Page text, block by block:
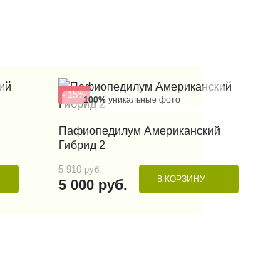
- 15%100% уникальные фото
КУПИТЬ В 1 КЛИК
Пафиопедилум Американский
Гибрид 2
5 910 руб.
5 000 руб. В КОРЗИНУ